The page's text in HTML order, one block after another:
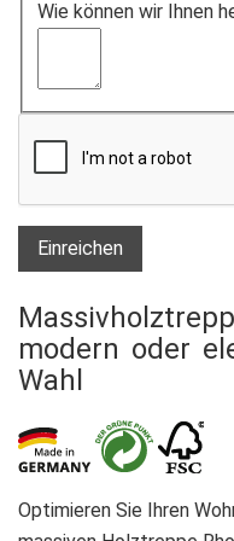
Wie können wir Ihnen
Einreichen
modern oder
Wahl
Optimieren Sie Ihren